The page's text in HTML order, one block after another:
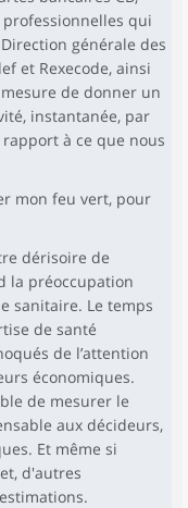
qui
générale des
et Rexecode, ainsi
mesure de donner un
instantanée, par
à ce que nous
mon feu vert, pour
dérisoire de
la préoccupation
sanitaire. Le temps
de santé
de l’attention
économiques.
de mesurer le
aux décideurs,
Et même si
d'autres